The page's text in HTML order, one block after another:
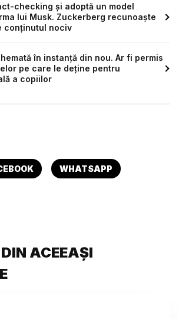
checking și adoptă un model
lui Musk. Zuckerberg recunoaște
conținutul nociv
în instanță din nou. Ar fi permis
pe care le deține pentru
a copiilor
WHATSAPP
ACEEAȘI